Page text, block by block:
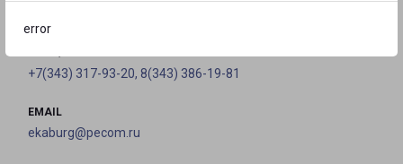
error
+7(343) 317-93-20, 8(343) 386-19-81
EMAIL
ekaburg@pecom.ru